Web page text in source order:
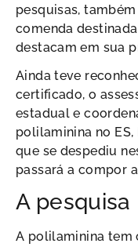
pesquisas,
comenda
destacam em sua
Ainda teve
certificado, o
estadual e
polilaminina no
que se despediu
passará a compor
A pesquisa
A polilaminina tem